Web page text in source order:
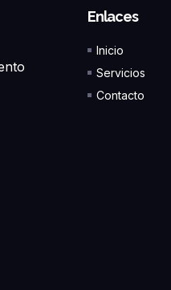
Enlaces
Inicio
Servicios
Contacto